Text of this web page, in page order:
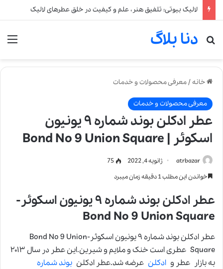
لالیک بیوتی: تلفیق هنر، علم و کیفیت در خلق عطرهای لالیک
دنا بلاگ
جستجو برای
خانه/معرفی محصولات و خدمات
معرفی محصولات و خدمات
عطر ادکلن بوند شماره ۹ یونیون
اسکوئر | Bond No 9 Union Square
atrbazar ژانویه 4, 2022
75
خواندن این مطلب 1 دقیقه زمان میبرد
عطر ادکلن بوند شماره ۹ یونیون اسکوئر-
Bond No 9 Union Square
عطر ادکلن بوند شماره ۹ یونیون اسکوئر-Bond No 9 Union
Square عطری است خنک و ملایم و شیرین.این عطر در سال ۲۰۱۳
به بازار عطر و ادکلن عرضه شد.عطر ادکلن بوند شماره